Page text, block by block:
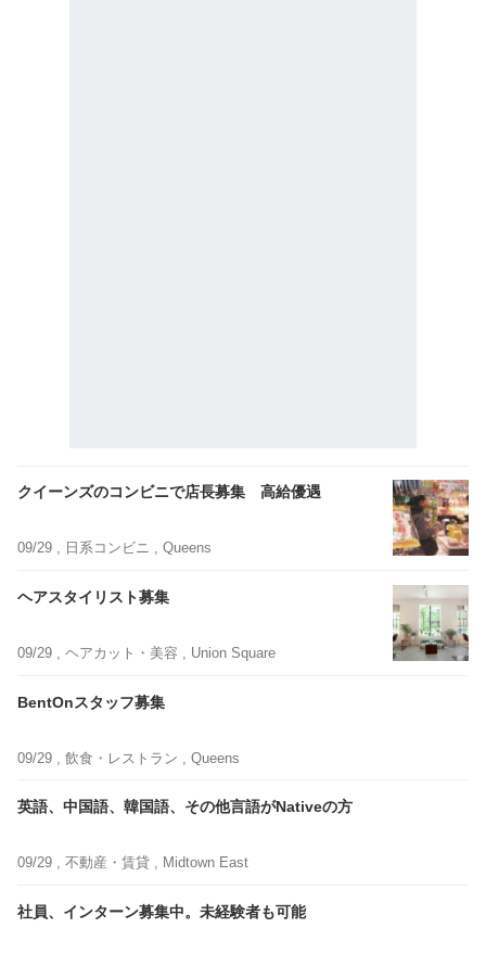
クイーンズのコンビニで店長募集 高給優遇
09/29 , 日系コンビニ , Queens
ヘアスタイリスト募集
09/29 , ヘアカット・美容 , Union Square
BentOnスタッフ募集
09/29 , 飲食・レストラン , Queens
英語、中国語、韓国語、その他言語がNativeの方
09/29 , 不動産・賃貸 , Midtown East
社員、インターン募集中。未経験者も可能